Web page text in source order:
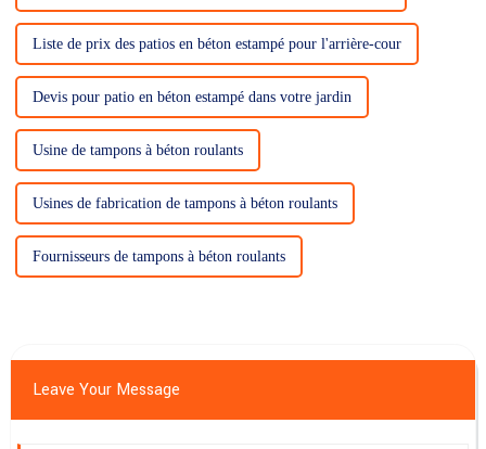
Liste de prix des patios en béton estampé pour l'arrière-cour
Devis pour patio en béton estampé dans votre jardin
Usine de tampons à béton roulants
Usines de fabrication de tampons à béton roulants
Fournisseurs de tampons à béton roulants
Leave Your Message